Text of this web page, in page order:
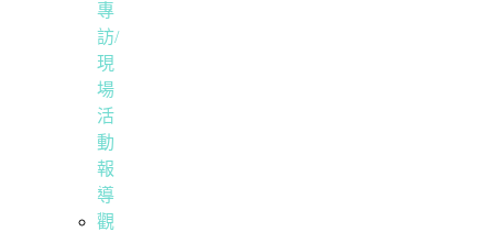
專
訪/
現
場
活
動
報
導
觀